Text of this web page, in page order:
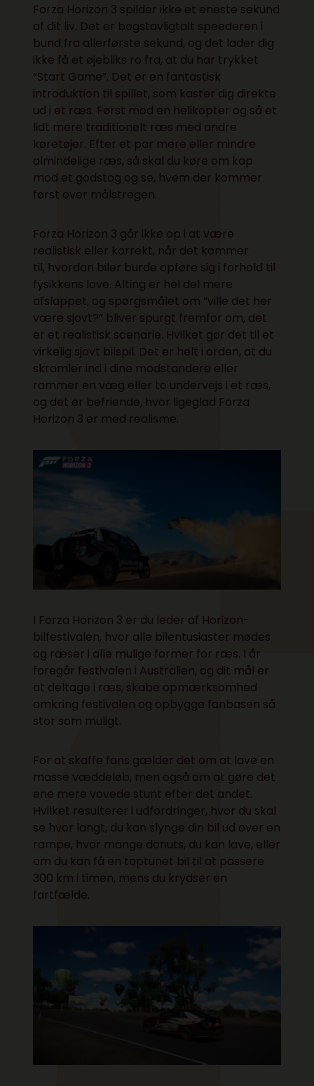
Forza Horizon 3 spilder ikke et eneste sekund
af dit liv. Det er bogstavligtalt speederen i
bund fra allerførste sekund, og det lader dig
ikke få et øjebliks ro fra, at du har trykket
“Start Game”. Det er en fantastisk
introduktion til spillet, som kaster dig direkte
ud i et ræs. Først mod en helikopter og så et
lidt mere traditionelt ræs med andre
køretøjer. Efter et par mere eller mindre
almindelige ræs, så skal du køre om kap
mod et godstog og se, hvem der kommer
først over målstregen.
Forza Horizon 3 går ikke op i at være
realistisk eller korrekt, når det kommer
til, hvordan biler burde opføre sig i forhold til
fysikkens love. Alting er hel del mere
afslappet, og spørgsmålet om “ville det her
være sjovt?” bliver spurgt fremfor om, det
er et realistisk scenarie. Hvilket gør det til et
virkelig sjovt bilspil. Det er helt i orden, at du
skramler ind i dine modstandere eller
rammer en væg eller to undervejs i et ræs,
og det er befriende, hvor ligeglad Forza
Horizon 3 er med realisme.
I Forza Horizon 3 er du leder af Horizon-
bilfestivalen, hvor alle bilentusiaster mødes
og ræser i alle mulige former for ræs. I år
foregår festivalen i Australien, og dit mål er
at deltage i ræs, skabe opmærksomhed
omkring festivalen og opbygge fanbasen så
stor som muligt.
For at skaffe fans gælder det om at lave en
masse væddeløb, men også om at gøre det
ene mere vovede stunt efter det andet.
Hvilket resulterer i udfordringer, hvor du skal
se hvor langt, du kan slynge din bil ud over en
rampe, hvor mange donuts, du kan lave, eller
om du kan få en toptunet bil til at passere
300 km i timen, mens du krydser en
fartfælde.